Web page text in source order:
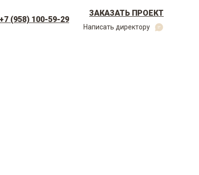
+7 (958) 100-59-29
ЗАКАЗАТЬ ПРОЕКТ
Написать директору